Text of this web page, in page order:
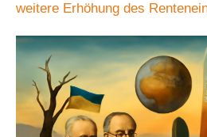
weitere Erhöhung des